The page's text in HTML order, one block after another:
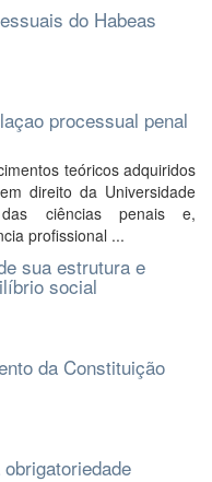
do Habeas
processual penal
teóricos adquiridos
direito da Universidade
ciências penais e,
profissional ...
sua estrutura e
social
da Constituição